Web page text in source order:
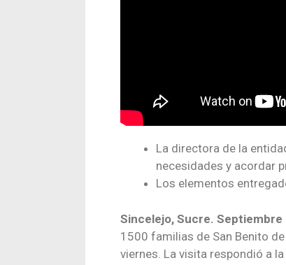
La directora de la
necesidades y acordar
Los elementos
Sincelejo, Sucre. Septiembre
1500 familias de San Benito
viernes. La visita respondió a